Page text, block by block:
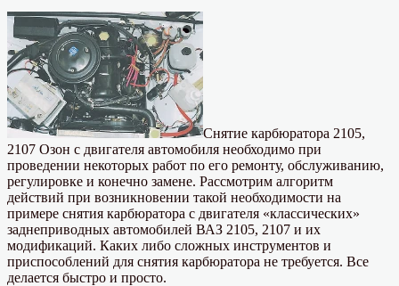
Снятие карбюратора 2105,
2107 Озон с двигателя автомобиля необходимо при
проведении некоторых работ по его ремонту, обслуживанию,
регулировке и конечно замене. Рассмотрим алгоритм
действий при возникновении такой необходимости на
примере снятия карбюратора с двигателя «классических»
заднеприводных автомобилей ВАЗ 2105, 2107 и их
модификаций. Каких либо сложных инструментов и
приспособлений для снятия карбюратора не требуется. Все
делается быстро и просто.